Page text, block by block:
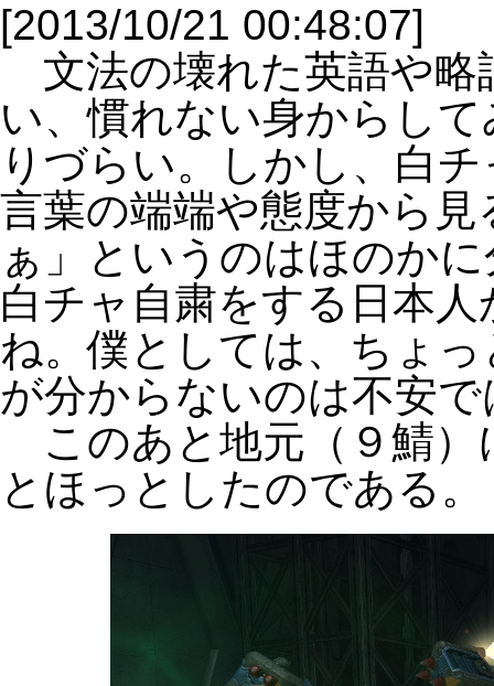
[2013/10/21 00:48:07]
文法の壊れた英語や略
い、慣れない身からし
りづらい。しかし、白
言葉の端端や態度から
ぁ」というのはほのか
白チャ自粛をする日本
ね。僕としては、ちょ
が分からないのは不安
このあと地元（９鯖）
とほっとしたのである。